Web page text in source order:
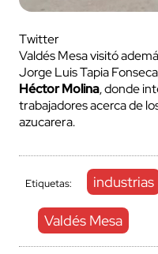
Twitter
Valdés Mesa visitó
Jorge Luis Tapia
Héctor Molina, donde
trabajadores acerca de
azucarera.
Etiquetas: industrias
Valdés Mesa